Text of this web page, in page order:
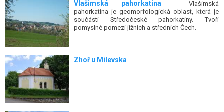
Vlašimská pahorkatina- Vlašimská
pahorkatina je geomorfologická oblast, která je
součástí Středočeské pahorkatiny. Tvoří
pomyslné pomezí jižních a středních Čech.
Zhoř u Milevska